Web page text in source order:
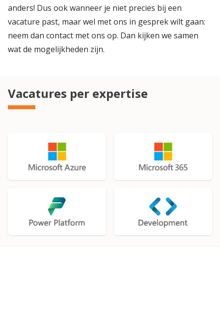
anders! Dus ook wanneer je niet precies bij een
vacature past, maar wel met ons in gesprek wilt gaan:
neem dan contact met ons op. Dan kijken we samen
wat de mogelijkheden zijn.
Vacatures per expertise